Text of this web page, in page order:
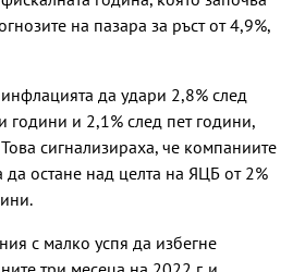
на пазара за ръст от 4,9%,
да удари 2,8% след
години и 2,1% след пет години,
сигнализираха, че компаниите
да остане над целта на ЯЦБ от 2%
с малко успя да избегне